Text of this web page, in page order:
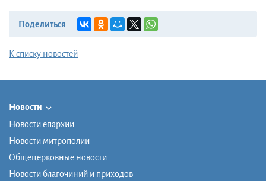
Поделиться
К списку новостей
Новости
Новости епархии
Новости митрополии
Общецерковные новости
Новости благочиний и приходов